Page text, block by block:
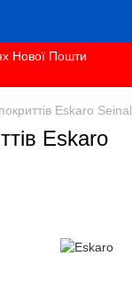
Нової Пошти
Eskaro
Eskaro